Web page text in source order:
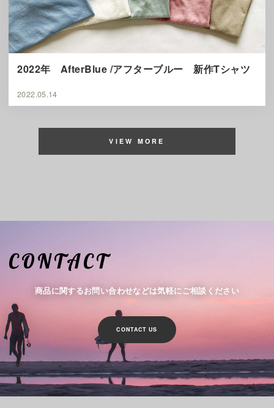
2022年 AfterBlue /アフターブルー 新作Tシャツ
2022.05.14
VIEW MORE
CONTACT
商品に関するお問い合わせなどは気軽にご相談ください
CONTACT US